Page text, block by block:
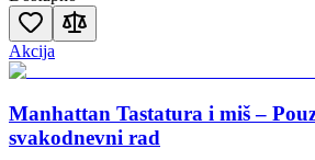
Akcija
Manhattan Tastatura i miš –
svakodnevni rad